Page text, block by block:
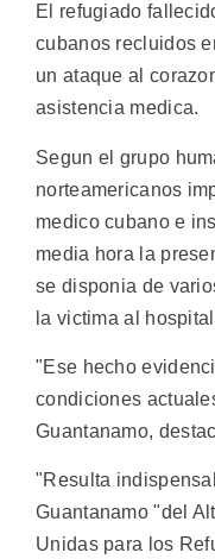
El refugiado
cubanos recluidos
un ataque al
asistencia medica.
Segun el grupo
norteamericanos
medico cubano e
media hora la
se disponia de
la victima al
"Ese hecho
condiciones
Guantanamo,
"Resulta
Guantanamo "del
Unidas para los